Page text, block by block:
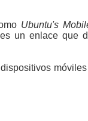
Ubuntu's
un enlace que